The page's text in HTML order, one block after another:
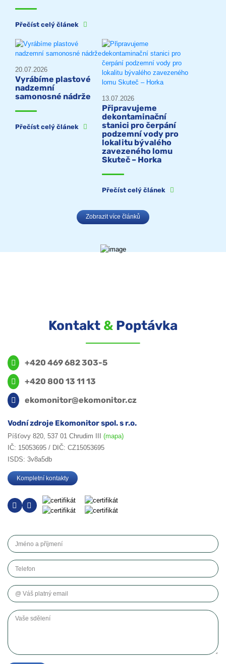
Přečíst celý článek
20.07.2026
Vyrábíme plastové
nadzemní
samonosné nádrže
Přečíst celý článek
13.07.2026
Připravujeme
dekontaminační
stanici pro čerpání
podzemní vody pro
lokalitu bývalého
zavezeného lomu
Skuteč – Horka
Přečíst celý článek
Zobrazit více článků
Kontakt & Poptávka
+420 469 682 303-5
+420 800 13 11 13
ekomonitor@ekomonitor.cz
Vodní zdroje Ekomonitor spol. s r.o.
Píšťovy 820, 537 01 Chrudim III (mapa)
IČ: 15053695 / DIČ: CZ15053695
ISDS: 3v8a5db
Kompletní kontakty
Jméno a příjmení
Telefon
Váš platný email
Vaše sdělení